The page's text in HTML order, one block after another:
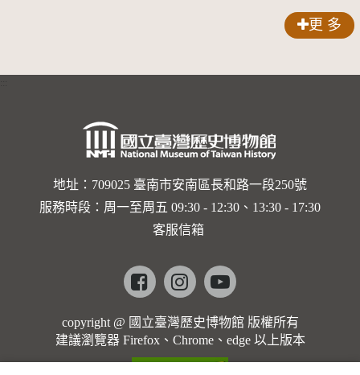
更 多
地址：709025 臺南市安南區長和路一段250號
服務時段：周一至周五 09:30 - 12:30、13:30 - 17:30
客服信箱
Facebookinstagramyoutube
copyright @ 國立臺灣歷史博物館 版權所有
建議瀏覽器 Firefox、Chrome、edge 以上版本